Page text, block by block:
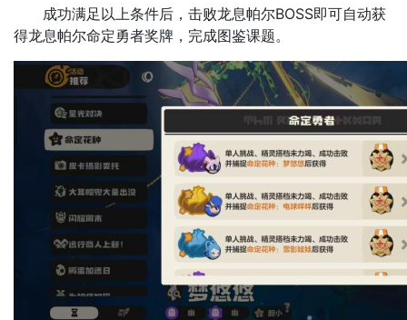
成功满足以上条件后，击败龙息帕尔BOSS即可自动获
得龙息帕尔命定勇者奖牌，完成图鉴课题。